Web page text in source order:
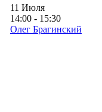
11 Июля
14:00 - 15:30
Олег Брагинский